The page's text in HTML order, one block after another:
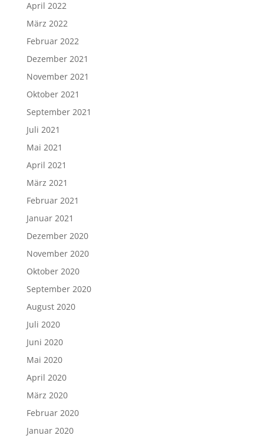
April 2022
März 2022
Februar 2022
Dezember 2021
November 2021
Oktober 2021
September 2021
Juli 2021
Mai 2021
April 2021
März 2021
Februar 2021
Januar 2021
Dezember 2020
November 2020
Oktober 2020
September 2020
August 2020
Juli 2020
Juni 2020
Mai 2020
April 2020
März 2020
Februar 2020
Januar 2020